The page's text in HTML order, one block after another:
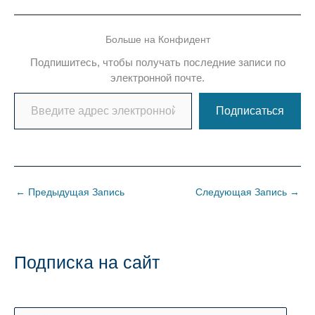
Больше на Конфидент
Подпишитесь, чтобы получать последние записи по
электронной почте.
Введите адрес электронной почты…
Подписаться
← Предыдущая Запись Следующая Запись →
Подписка на сайт